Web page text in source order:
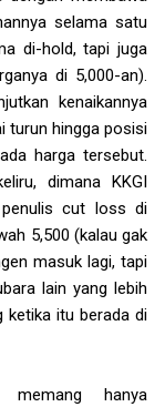
selama satu
di-hold, tapi juga
di 5,000-an).
kenaikannya
turun hingga posisi
harga tersebut.
dimana KKGI
cut loss di
5,500 (kalau gak
masuk lagi, tapi
lain yang lebih
ketika itu berada di
hanya